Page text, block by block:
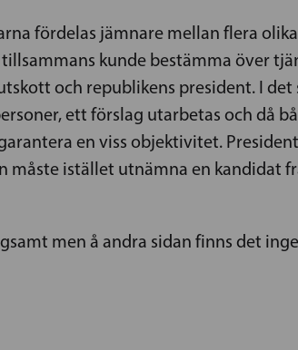
fördelas jämnare mellan flera
kunde bestämma över
och republikens president. I
ett förslag utarbetas och då
en viss objektivitet.
måste istället utnämna en kandidat
men å andra sidan finns det